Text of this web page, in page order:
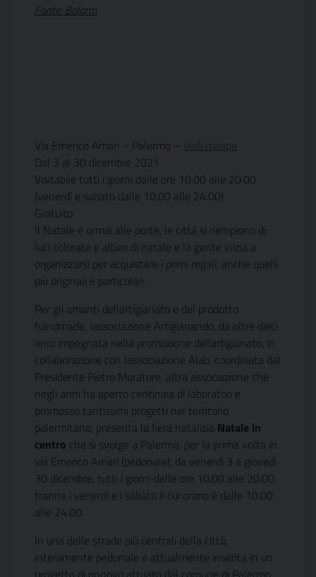
Fonte: Balarm
Via Emerico Amari – Palermo – Vedi mappa
Dal 3 al 30 dicembre 2021
Visitabile tutti i giorni dalle ore 10.00 alle 20.00
(venerdì e sabato dalle 10.00 alle 24.00)
Gratuito
Il Natale è ormai alle porte, le città si riempiono di
luci colorate e alberi di natale e la gente inizia a
organizzarsi per acquistare i primi regali, anche quelli
più originali e particolari.
Per gli amanti dellartigianato e del prodotto
handmade, lassociazione Artigianando, da oltre dieci
anni impegnata nella promozione dellartigianato, in
collaborazione con lassociazione Alab, coordinata dal
Presidente Pietro Muratore, altra associazione che
negli anni ha aperto centinaia di laboratori e
promosso tantissimi progetti nel territorio
palermitano, presenta la fiera natalizia  Natale in
centro  che si svolge a Palermo, per la prima volta in
via Emerico Amari (pedonale), da venerdì 3 a giovedì
30 dicembre, tutti i giorni dalle ore 10.00 alle 20.00,
tranne i venerdì e i sabato il cui orario è dalle 10.00
alle 24.00.
In una delle strade più centrali della città,
interamente pedonale e attualmente inserita in un